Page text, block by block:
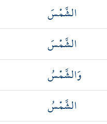
الشَّمْسَ
الشَّمْسَ
وَالشَّمْسُ
الشَّمْسُ